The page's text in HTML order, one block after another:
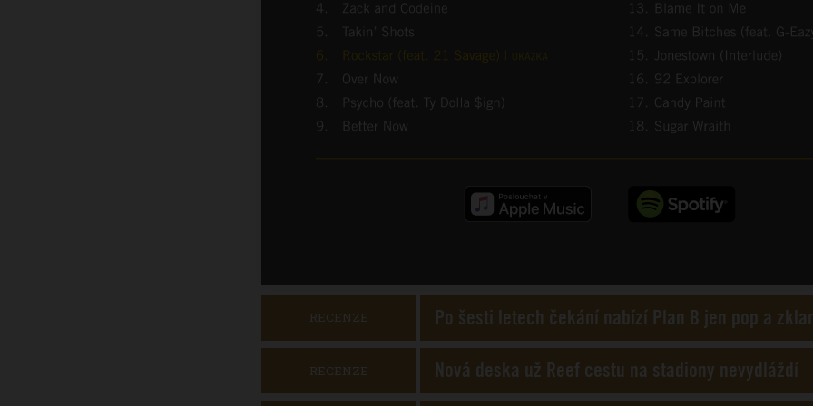
RECENZE Po šesti letech čekání nabízí Plan B jen pop a
RECENZE Nová deska už Reef cestu na stadiony nevydláždí